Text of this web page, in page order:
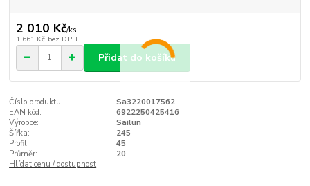
2 010 Kč/ks
1 661 Kč bez DPH
Přidat do košíku
Číslo produktu:
Sa3220017562
EAN kód:
6922250425416
Výrobce:
Sailun
Šířka:
245
Profil:
45
Průměr:
20
Hlídat cenu / dostupnost